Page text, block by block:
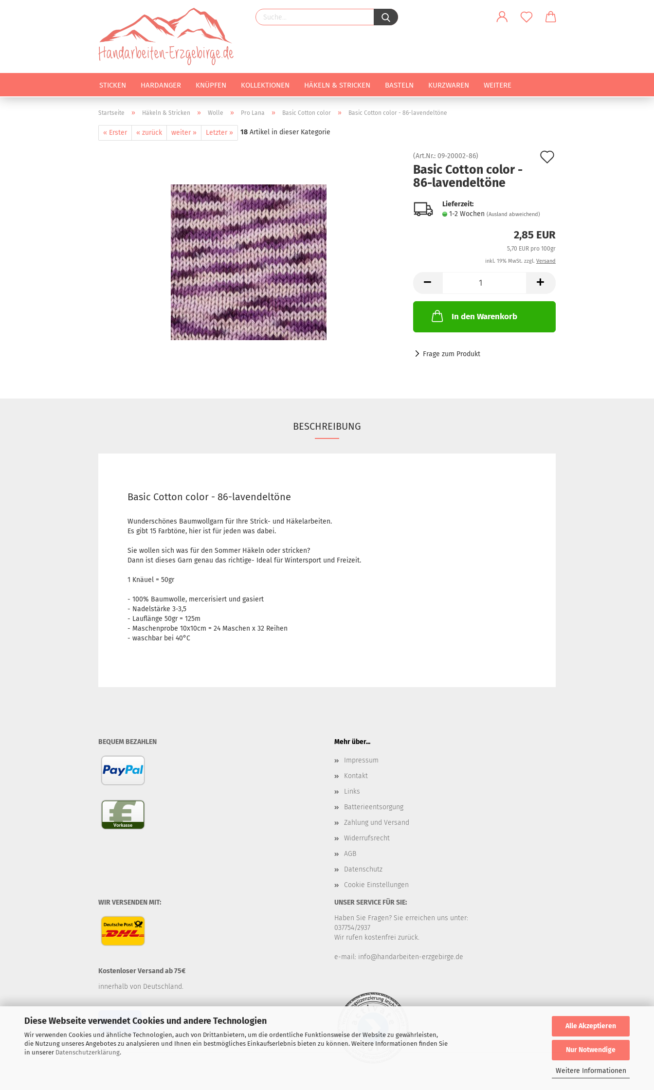
Diese Webseite verwendet Cookies und andere Technologien
Wir verwenden Cookies und ähnliche Technologien, auch von Drittanbietern, um die ordentliche Funktionsweise der Website zu gewährleisten,
die Nutzung unseres Angebotes zu analysieren und Ihnen ein bestmögliches Einkaufserlebnis bieten zu können. Weitere Informationen finden Sie
in unserer Datenschutzerklärung.
Alle Akzeptieren
Nur Notwendige
Weitere Informationen
STICKEN HARDANGER KNÜPFEN KOLLEKTIONEN HÄKELN & STRICKEN BASTELN KURZWAREN WEITERE
Startseite » Häkeln & Stricken » Wolle » Pro Lana » Basic Cotton color » Basic Cotton color - 86-lavendeltöne
« Erster « zurück weiter » Letzter » 18 Artikel in dieser Kategorie
(Art.Nr.: 09-20002-86)
Basic Cotton color -
86-lavendeltöne
Lieferzeit:
1-2 Wochen (Ausland abweichend)
2,85 EUR
5,70 EUR pro 100gr
inkl. 19% MwSt. zzgl. Versand
In den Warenkorb
Frage zum Produkt
BESCHREIBUNG
Basic Cotton color - 86-lavendeltöne
Wunderschönes Baumwollgarn für Ihre Strick- und Häkelarbeiten.
Es gibt 15 Farbtöne, hier ist für jeden was dabei.
Sie wollen sich was für den Sommer Häkeln oder stricken?
Dann ist dieses Garn genau das richtige- Ideal für Wintersport und Freizeit.
1 Knäuel = 50gr
- 100% Baumwolle, mercerisiert und gasiert
- Nadelstärke 3-3,5
- Lauflänge 50gr = 125m
- Maschenprobe 10x10cm = 24 Maschen x 32 Reihen
- waschbar bei 40°C
BEQUEM BEZAHLEN Mehr über...
Impressum
Kontakt
Links
Batterieentsorgung
Zahlung und Versand
Widerrufsrecht
AGB
Datenschutz
Cookie Einstellungen
WIR VERSENDEN MIT:
Kostenloser Versand ab 75€
innerhalb von Deutschland.
Widerruf
UNSER SERVICE FÜR SIE:
Haben Sie Fragen? Sie erreichen uns unter:
037754/2937
Wir rufen kostenfrei zurück.
e-mail: info@handarbeiten-erzgebirge.de